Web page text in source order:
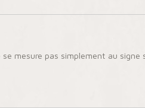
mesure pas simplement au